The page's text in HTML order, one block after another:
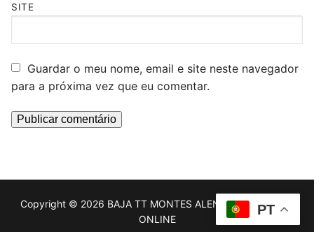
SITE
Guardar o meu nome, email e site neste navegador
para a próxima vez que eu comentar.
Copyright © 2026 BAJA TT MONTES ALENTEJANOS | ESC
ONLINE
PT